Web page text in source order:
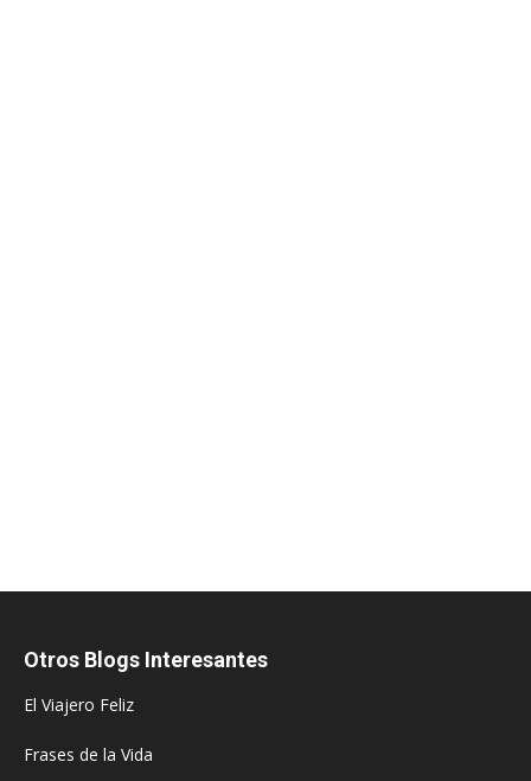
Otros Blogs Interesantes
El Viajero Feliz
Frases de la Vida